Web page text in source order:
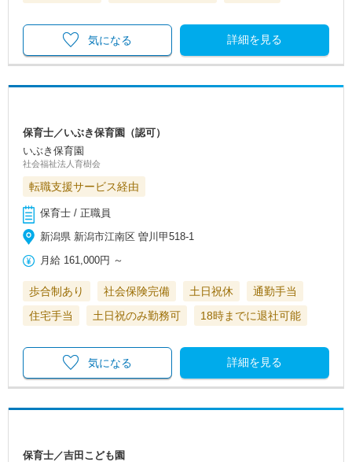
詳細を見る
気になる
保育士／いぶき保育園（認可）
いぶき保育園
社会福祉法人育樹会
転職支援サービス経由
保育士 / 正職員
新潟県 新潟市江南区 曽川甲518-1
月給 161,000円 ～
歩合制あり 社会保険完備 土日祝休
通勤手当
住宅手当
土日祝のみ勤務可 18時までに退社可能
詳細を見る
気になる
保育士／吉田こども園